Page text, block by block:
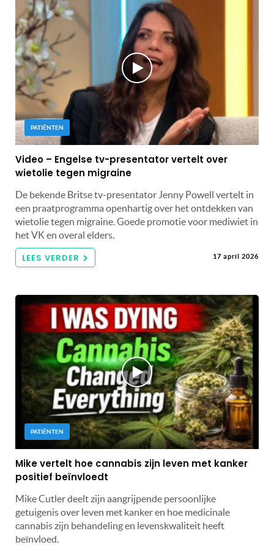
PATIËNTEN
Video – Engelse tv-presentator vertelt over
wietolie tegen migraine
De bekende Britse tv-presentator Jenny Powell vertelt in
een praatprogramma openhartig over het ontdekken van
wietolie tegen migraine. Goede promotie voor mediwiet in
het VK en overal elders.
LEES VERDER 17 april 2026
PATIËNTEN
Mike vertelt hoe cannabis zijn leven met kanker
positief beïnvloedt
Mike Cutler deelt zijn aangrijpende persoonlijke
getuigenis over leven met kanker en hoe medicinale
cannabis zijn behandeling en levenskwaliteit heeft
beïnvloed.